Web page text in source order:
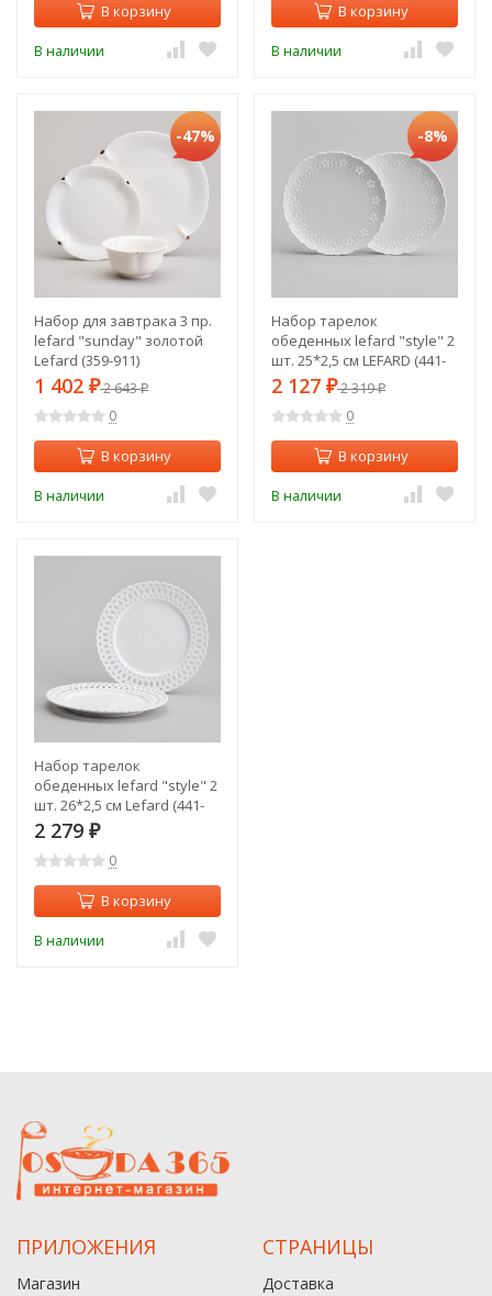
В корзину
В наличии
В корзину
В наличии
-47%
Набор для завтрака 3 пр.
lefard "sunday" золотой
Lefard (359-911)
1 402 ₽2 643₽
0
В корзину
В наличии
-8%
Набор тарелок
обеденных lefard "style" 2
шт. 25*2,5 см LEFARD (441-
059)
2 127 ₽2 319₽
0
В корзину
В наличии
Набор тарелок
обеденных lefard "style" 2
шт. 26*2,5 см Lefard (441-
034)
2 279 ₽
0
В корзину
В наличии
ПРИЛОЖЕНИЯ
Магазин
СТРАНИЦЫ
Доставка